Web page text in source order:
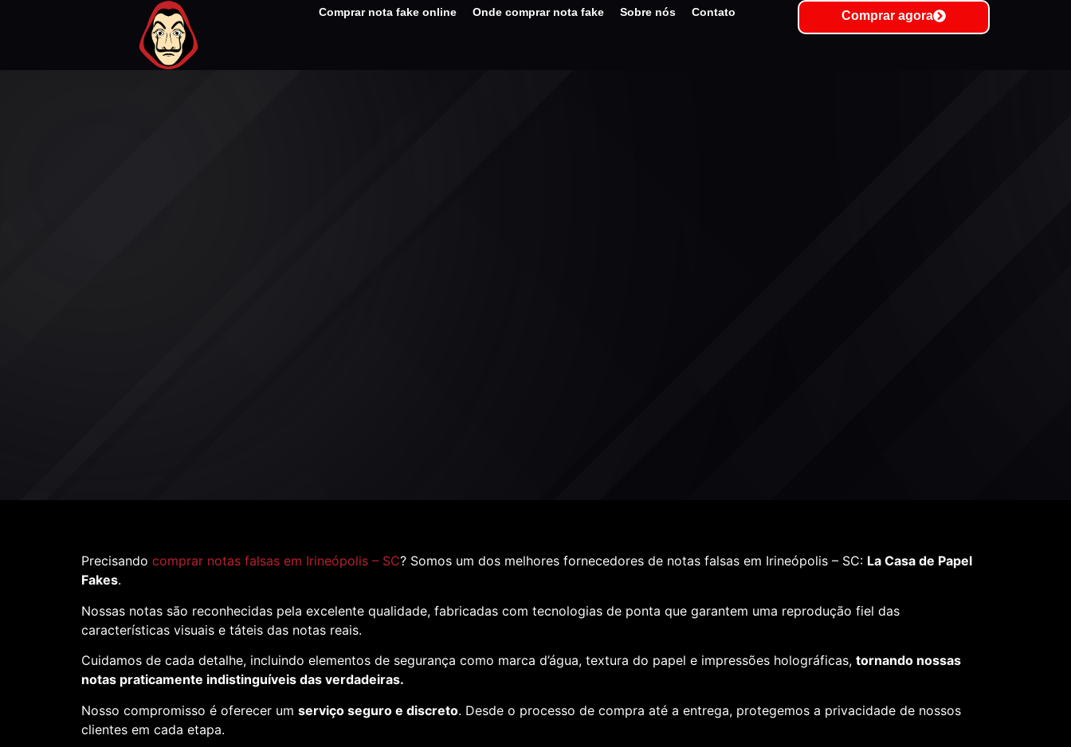
Comprar nota fake online Onde comprar nota fake Sobre nós Contato Comprar agora
Precisando comprar notas falsas em Irineópolis – SC? Somos um dos melhores fornecedores de notas falsas em Irineópolis – SC: La Casa de Papel
Fakes.
Nossas notas são reconhecidas pela excelente qualidade, fabricadas com tecnologias de ponta que garantem uma reprodução fiel das
características visuais e táteis das notas reais.
Cuidamos de cada detalhe, incluindo elementos de segurança como marca d’água, textura do papel e impressões holográficas, tornando nossas
notas praticamente indistinguíveis das verdadeiras.
Nosso compromisso é oferecer um serviço seguro e discreto. Desde o processo de compra até a entrega, protegemos a privacidade de nossos
clientes em cada etapa.